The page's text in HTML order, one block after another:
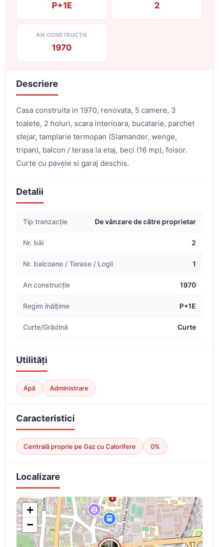
P+1E 2
AN CONSTRUCȚIE
1970
Descriere
Casa construita in 1970, renovata, 5 camere, 3
toalete, 2 holuri, scara interioara, bucatarie, parchet
stejar, tamplarie termopan (Slamander, wenge,
tripan), balcon / terasa la etaj, beci (16 mp), foisor.
Curte cu pavele si garaj deschis.
Detalii
Tip tranzacție De vânzare de către proprietar
Nr. băi 2
Nr. balcoane / Terase / Logii 1
An construcție 1970
Regim înălțime P+1E
Curte/Grădină Curte
Utilități
Apă Administrare
Caracteristici
Centrală proprie pe Gaz cu Calorifere 0%
Localizare
+
−